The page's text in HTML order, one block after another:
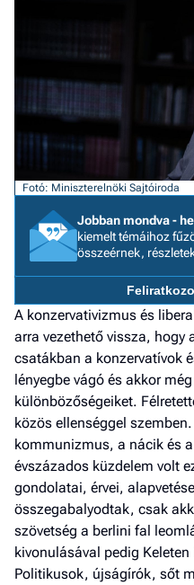
Fotó: Miniszterelnöki Sajtóiroda
Jobban mondva -
kiemelt témáihoz
összeérnek,
A konzervativizmus és
arra vezethető vissza,
csatákban a konzervatívok
lényegbe vágó és akkor
különbözőségeiket.
közös ellenséggel
kommunizmus, a nácik és
évszázados küzdelem volt
gondolatai, érvei,
összegabalyodtak, csak
szövetség a berlini fal
kivonulásával pedig
Politikusok, újságírók, sőt